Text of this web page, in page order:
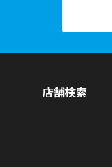
店舗検索